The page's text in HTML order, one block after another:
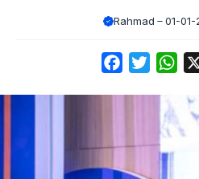
Rahmad 01-
FacebookTwitter